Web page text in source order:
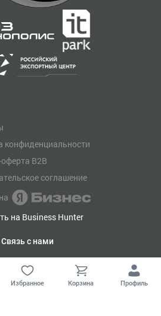
конфиденциальности
B2B
соглашение
на Business Hunter
Связь с нами
(901) 638-04-63
box@bh.market
Избранное Корзина Профиль